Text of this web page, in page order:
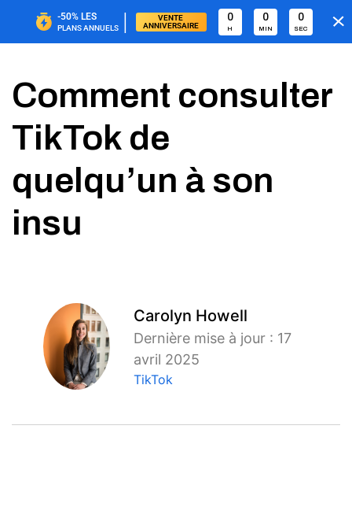
-50% LES
PLANS ANNUELS |
VENTE
ANNIVERSAIRE
0
H
0
MIN
0
SEC
Comment consulter
TikTok de
quelqu’un à son
insu
Carolyn Howell
Dernière mise à jour : 17
avril 2025
TikTok